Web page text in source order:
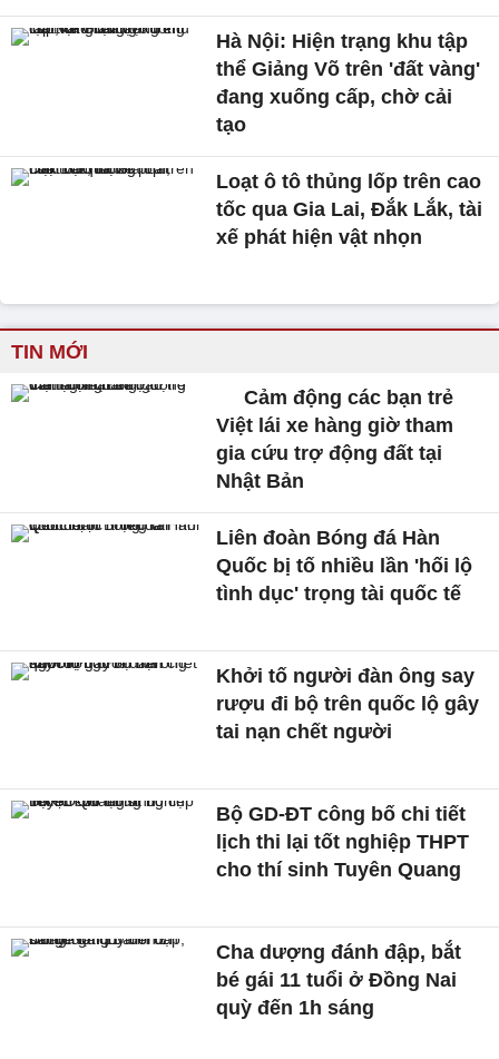
Hà Nội: Hiện trạng khu tập
thể Giảng Võ trên 'đất vàng'
đang xuống cấp, chờ cải
tạo
Loạt ô tô thủng lốp trên cao
tốc qua Gia Lai, Đắk Lắk, tài
xế phát hiện vật nhọn
TIN MỚI
Cảm động các bạn trẻ
Việt lái xe hàng giờ tham
gia cứu trợ động đất tại
Nhật Bản
Liên đoàn Bóng đá Hàn
Quốc bị tố nhiều lần 'hối lộ
tình dục' trọng tài quốc tế
Khởi tố người đàn ông say
rượu đi bộ trên quốc lộ gây
tai nạn chết người
Bộ GD-ĐT công bố chi tiết
lịch thi lại tốt nghiệp THPT
cho thí sinh Tuyên Quang
Cha dượng đánh đập, bắt
bé gái 11 tuổi ở Đồng Nai
quỳ đến 1h sáng